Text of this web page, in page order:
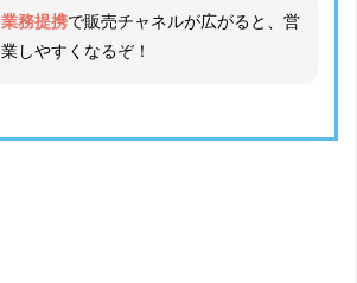
業務提携で販売チャネルが広がると、営
業しやすくなるぞ！